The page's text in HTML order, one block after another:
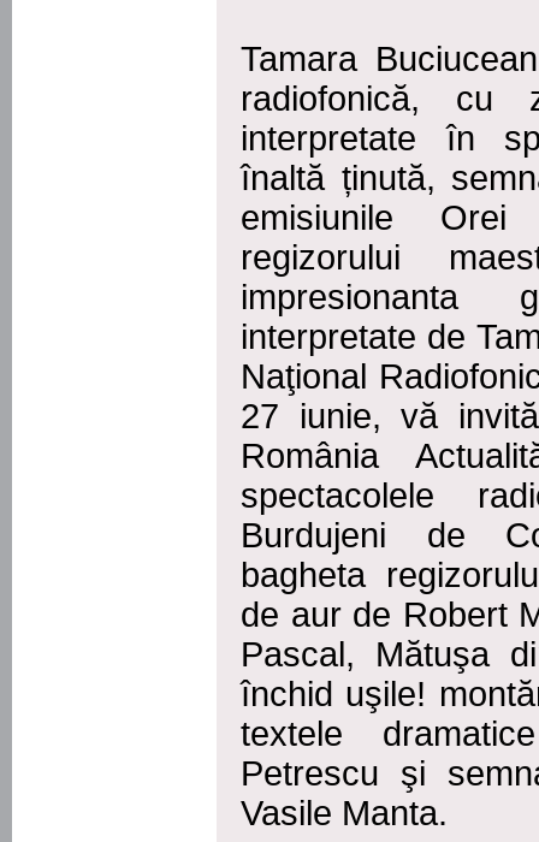
Tamara
radiofonică,
interpretate în
înaltă ținută,
emisiunile
regizorului
impresionanta
interpretate de
Naţional
27 iunie, vă
România
spectacolele
Burdujeni de
bagheta
de aur de Robert
Pascal, Mătuşa
închid uşile!
textele
Petrescu şi
Vasile Manta.